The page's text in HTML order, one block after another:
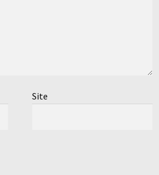
Site